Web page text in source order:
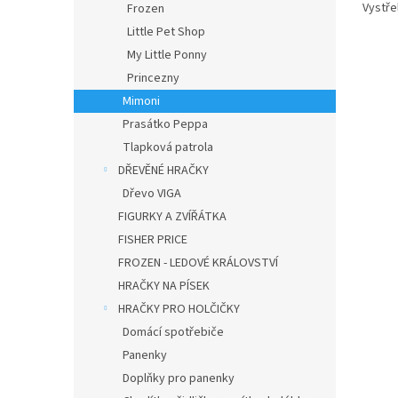
Frozen
Little Pet Shop
My Little Ponny
Princezny
Mimoni
Prasátko Peppa
Tlapková patrola
DŘEVĚNÉ HRAČKY
Dřevo VIGA
FIGURKY A ZVÍŘÁTKA
FISHER PRICE
FROZEN - LEDOVÉ KRÁLOVSTVÍ
HRAČKY NA PÍSEK
HRAČKY PRO HOLČIČKY
Domácí spotřebiče
Panenky
Doplňky pro panenky